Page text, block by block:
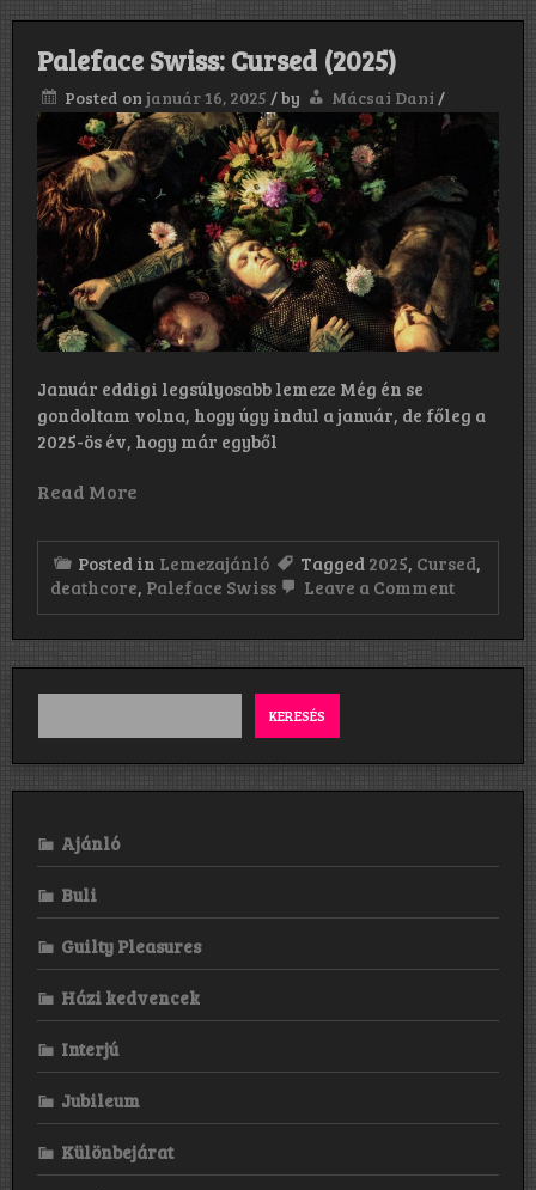
Paleface Swiss: Cursed (2025)
Posted on január 16, 2025 /by Mácsai Dani /
Január eddigi legsúlyosabb lemeze Még én se
gondoltam volna, hogy úgy indul a január, de főleg a
2025-ös év, hogy már egyből
Read More
Posted in Lemezajánló Tagged 2025, Cursed,
deathcore, Paleface Swiss Leave a Commenton
Cursed
(2025)
KERESÉS
Ajánló
Buli
Guilty Pleasures
Házi kedvencek
Interjú
Jubileum
Különbejárat